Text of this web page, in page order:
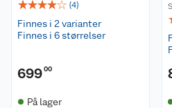
☆☆☆☆☆ (4)
Finnes i 2 varianter
Finnes i 6 størrelser
69900
På lager
Ledige stillinger
Leveringsalternativer
Åpent kjøp